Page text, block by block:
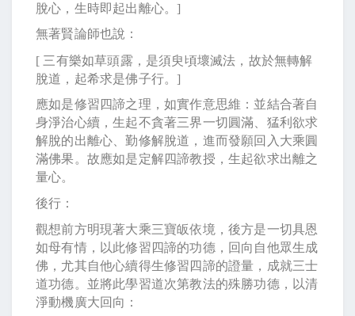
脫心，生時即起出離心。]
無著賢論師也說：
[ 三有樂如草頭露，是須臾頃壞滅法，故於無轉解
脫道，起希求是佛子行。]
應如是修習四諦之理，如實作意思維：並結合著自
身淨治心續，生起不貪著三界一切圓滿、猛利欲求
解脫的出離心、勤修解脫道，進而發願回入大乘圓
滿佛果。故應如是定解四諦教授，生起欲求出離之
量心。
後行：
觀想前方明現著大乘三寶皈依境，後方是一切具恩
如母有情，以此修習四諦的功德，回向自他眾生成
佛，尤其自他心續得生修習四諦的證量，成就三士
道功德。並將此學習道次第教法的殊勝功德，以清
淨動機廣大回向：